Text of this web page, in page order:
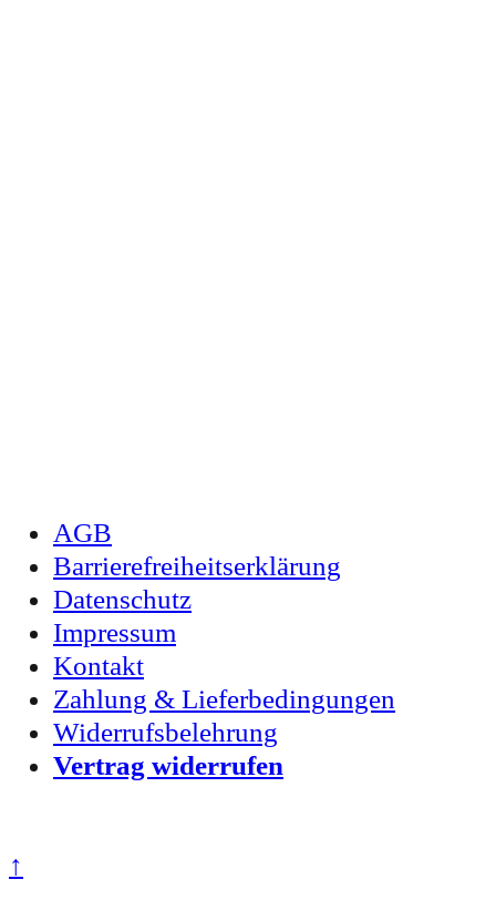
AGB
Barrierefreiheitserklärung
Datenschutz
Impressum
Kontakt
Zahlung & Lieferbedingungen
Widerrufsbelehrung
Vertrag widerrufen
Zum Seitenanfang
↑